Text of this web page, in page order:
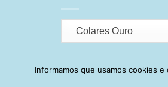
Colares Ouro
Informamos que usamos cookies